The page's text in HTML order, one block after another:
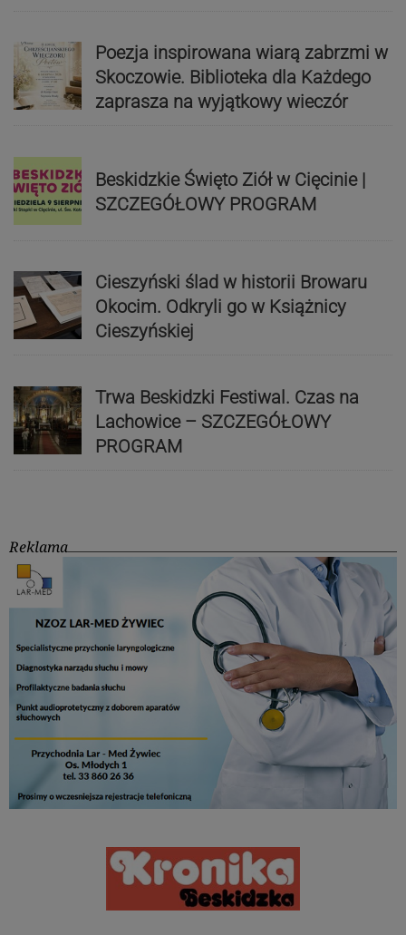
Poezja inspirowana wiarą zabrzmi w
Skoczowie. Biblioteka dla Każdego
zaprasza na wyjątkowy wieczór
Beskidzkie Święto Ziół w Cięcinie |
SZCZEGÓŁOWY PROGRAM
Cieszyński ślad w historii Browaru
Okocim. Odkryli go w Książnicy
Cieszyńskiej
Trwa Beskidzki Festiwal. Czas na
Lachowice – SZCZEGÓŁOWY
PROGRAM
Reklama